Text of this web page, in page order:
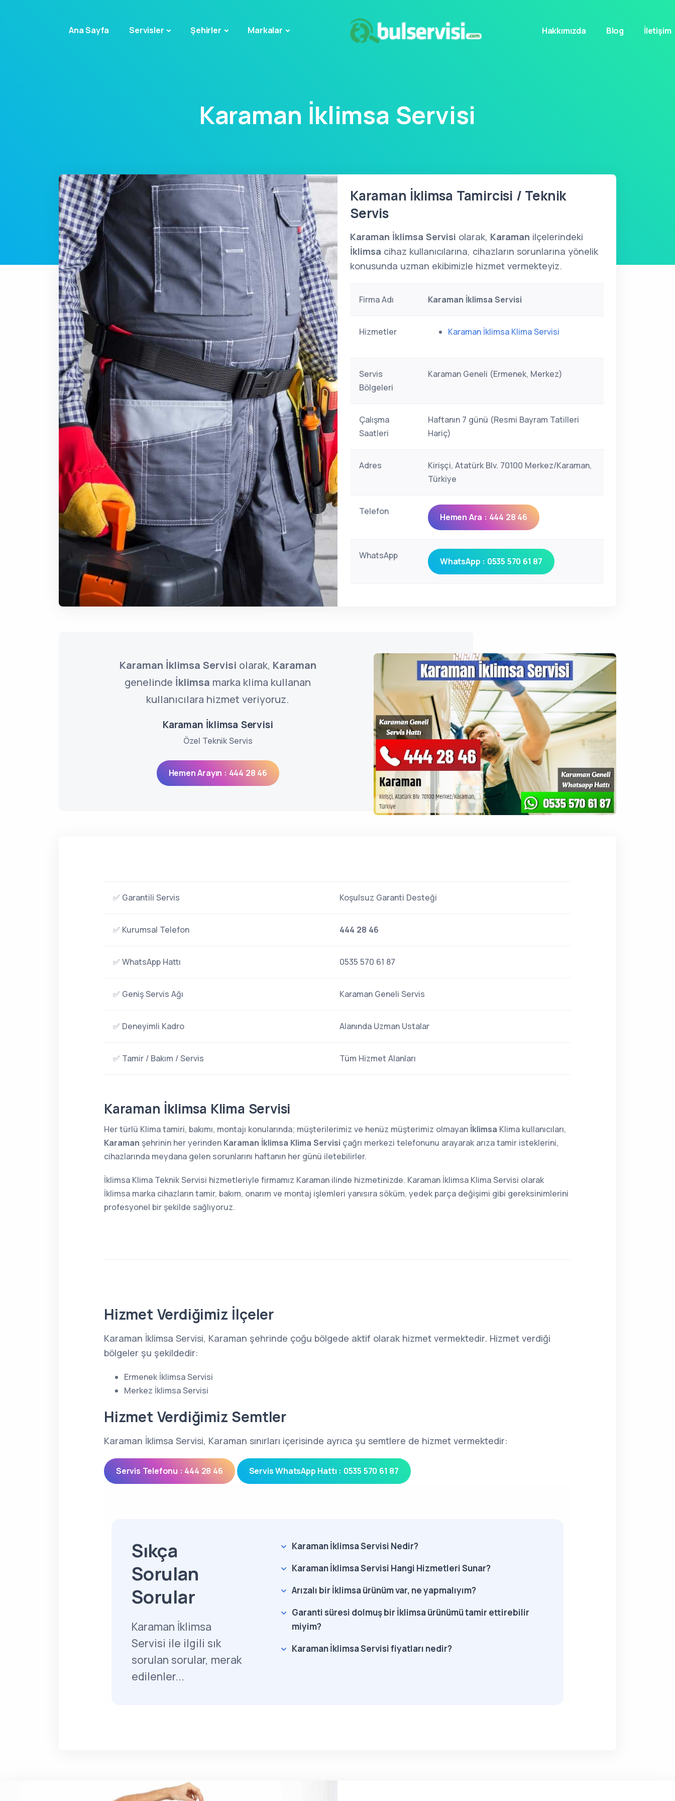
Ana Sayfa Servisler Şehirler Markalar Hakkımızda Blog İletişim
Karaman İklimsa Servisi
Karaman İklimsa Tamircisi / Teknik
Servis
Karaman İklimsa Servisi olarak, Karaman ilçelerindeki
İklimsa cihaz kullanıcılarına, cihazların sorunlarına yönelik
konusunda uzman ekibimizle hizmet vermekteyiz.
Firma Adı Karaman İklimsa Servisi
Hizmetler Karaman İklimsa Klima Servisi
Servis
Bölgeleri
Karaman Geneli (Ermenek, Merkez)
Çalışma
Saatleri
Haftanın 7 günü (Resmi Bayram Tatilleri
Hariç)
Adres
Kirişçi, Atatürk Blv. 70100 Merkez/Karaman,
Türkiye
Telefon
Hemen Ara : 444 28 46
WhatsApp
WhatsApp : 0535 570 61 87
Karaman İklimsa Servisi olarak, Karaman
genelinde İklimsa marka klima kullanan
kullanıcılara hizmet veriyoruz.
Karaman İklimsa Servisi
Özel Teknik Servis
Hemen Arayın : 444 28 46
✅ Garantili Servis Koşulsuz Garanti Desteği
✅ Kurumsal Telefon 444 28 46
✅ WhatsApp Hattı 0535 570 61 87
✅ Geniş Servis Ağı Karaman Geneli Servis
✅ Deneyimli Kadro Alanında Uzman Ustalar
✅ Tamir / Bakım / Servis Tüm Hizmet Alanları
Karaman İklimsa Klima Servisi
Her türlü Klima tamiri, bakımı, montajı konularında; müşterilerimiz ve henüz müşterimiz olmayan İklimsa Klima kullanıcıları,
Karaman şehrinin her yerinden Karaman İklimsa Klima Servisi çağrı merkezi telefonunu arayarak arıza tamir isteklerini,
cihazlarında meydana gelen sorunlarını haftanın her günü iletebilirler.
İklimsa Klima Teknik Servisi hizmetleriyle firmamız Karaman ilinde hizmetinizde. Karaman İklimsa Klima Servisi olarak
İklimsa marka cihazların tamir, bakım, onarım ve montaj işlemleri yanısıra söküm, yedek parça değişimi gibi gereksinimlerini
profesyonel bir şekilde sağlıyoruz.
Hizmet Verdiğimiz İlçeler
Karaman İklimsa Servisi, Karaman şehrinde çoğu bölgede aktif olarak hizmet vermektedir. Hizmet verdiği
bölgeler şu şekildedir:
Ermenek İklimsa Servisi
Merkez İklimsa Servisi
Hizmet Verdiğimiz Semtler
Karaman İklimsa Servisi, Karaman sınırları içerisinde ayrıca şu semtlere de hizmet vermektedir:
Servis Telefonu : 444 28 46 Servis WhatsApp Hattı : 0535 570 61 87
Sıkça
Sorulan
Sorular
Karaman İklimsa
Servisi ile ilgili sık
sorulan sorular, merak
edilenler...
Karaman İklimsa Servisi Nedir?
Karaman İklimsa Servisi Hangi Hizmetleri Sunar?
Arızalı bir İklimsa ürünüm var, ne yapmalıyım?
Garanti süresi dolmuş bir İklimsa ürünümü tamir ettirebilir
miyim?
Karaman İklimsa Servisi fiyatları nedir?